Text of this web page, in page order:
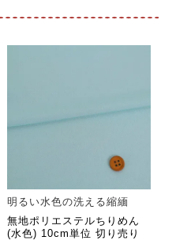
明るい水色の洗える縮緬
無地ポリエステルちりめん
(水色) 10cm単位 切り売り